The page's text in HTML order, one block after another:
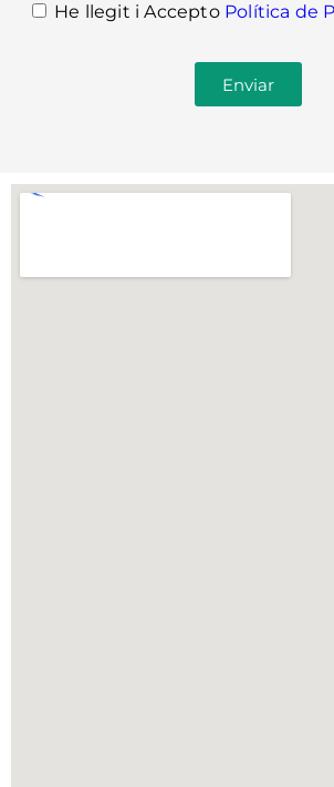
He llegit i Accepto Política de
Enviar